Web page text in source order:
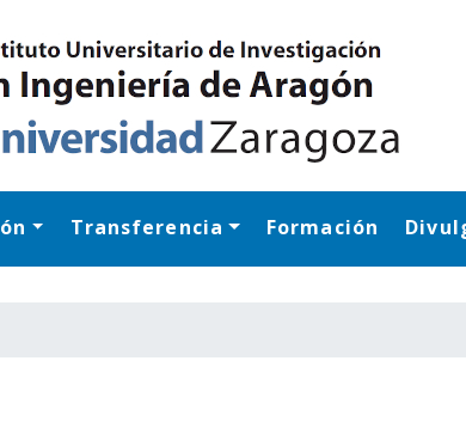
Transferencia Formación